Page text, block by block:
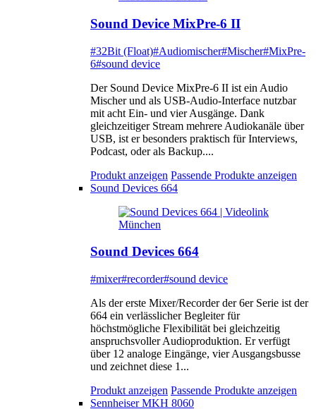
Sound Device MixPre-6 II
#32Bit (Float)#Audiomischer#Mischer#MixPre-
6#sound device
Der Sound Device MixPre-6 II ist ein Audio
Mischer und als USB-Audio-Interface nutzbar
mit acht Ein- und vier Ausgänge. Dank
gleichzeitiger Stream mehrere Audiokanäle über
USB, ist er besonders praktisch für Interviews,
Podcast, oder als Backup....
Produkt anzeigen Passende Produkte anzeigen
Sound Devices 664
Sound Devices 664
#mixer#recorder#sound device
Als der erste Mixer/Recorder der 6er Serie ist der
664 ein verlässlicher Begleiter für
höchstmögliche Flexibilität bei gleichzeitig
anspruchsvoller Audioproduktion. Er verfügt
über 12 analoge Eingänge, vier Ausgangsbusse
und zeichnet diese 1...
Produkt anzeigen Passende Produkte anzeigen
Sennheiser MKH 8060